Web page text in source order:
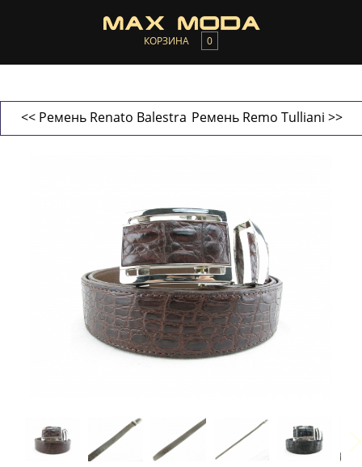
КОРЗИНА 0
<< Ремень Renato Balestra Ремень Remo Tulliani >>